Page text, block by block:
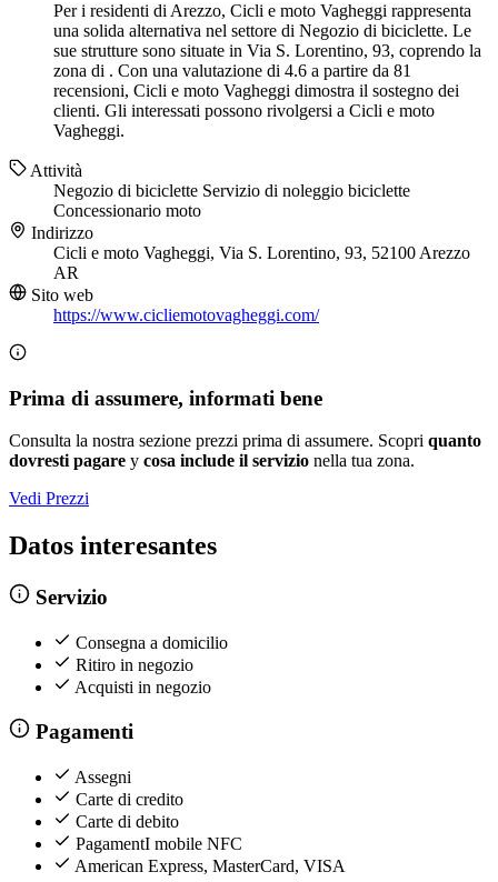
Per i residenti di Arezzo, Cicli e moto Vagheggi rappresenta
una solida alternativa nel settore di Negozio di biciclette. Le
sue strutture sono situate in Via S. Lorentino, 93, coprendo la
zona di . Con una valutazione di 4.6 a partire da 81
recensioni, Cicli e moto Vagheggi dimostra il sostegno dei
clienti. Gli interessati possono rivolgersi a Cicli e moto
Vagheggi.
Attività
Negozio di biciclette Servizio di noleggio biciclette
Concessionario moto
Indirizzo
Cicli e moto Vagheggi, Via S. Lorentino, 93, 52100 Arezzo
AR
Sito web
https://www.cicliemotovagheggi.com/
Prima di assumere, informati bene
Consulta la nostra sezione prezzi prima di assumere. Scopri quanto
dovresti pagare y cosa include il servizio nella tua zona.
Vedi Prezzi
Datos interesantes
Servizio
Consegna a domicilio
Ritiro in negozio
Acquisti in negozio
Pagamenti
Assegni
Carte di credito
Carte di debito
PagamentI mobile NFC
American Express, MasterCard, VISA